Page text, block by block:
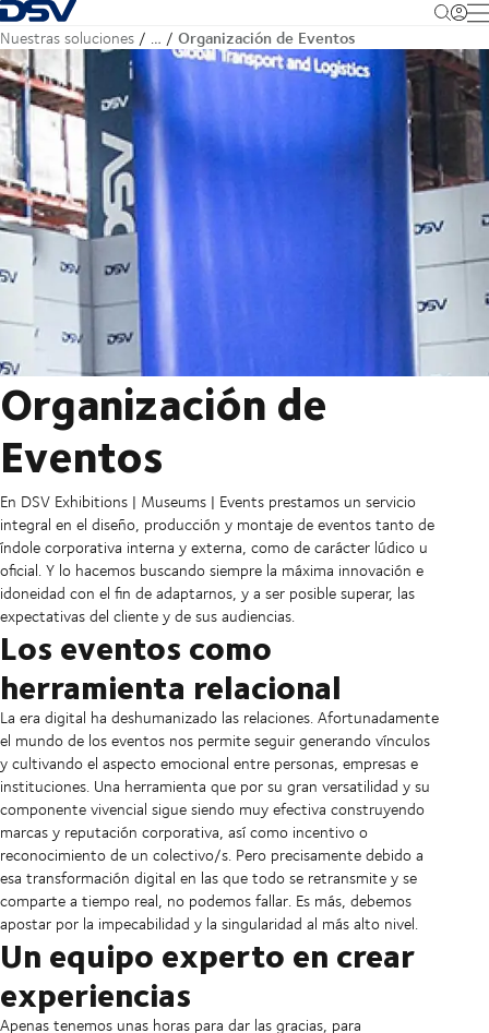
Volver a la página de inicio
Nuestras soluciones … Organización de Eventos
Organización de
Eventos
En DSV Exhibitions | Museums | Events prestamos un servicio
integral en el diseño, producción y montaje de eventos tanto de
índole corporativa interna y externa, como de carácter lúdico u
oficial. Y lo hacemos buscando siempre la máxima innovación e
idoneidad con el fin de adaptarnos, y a ser posible superar, las
expectativas del cliente y de sus audiencias.
Los eventos como
herramienta relacional
La era digital ha deshumanizado las relaciones. Afortunadamente
el mundo de los eventos nos permite seguir generando vínculos
y cultivando el aspecto emocional entre personas, empresas e
instituciones. Una herramienta que por su gran versatilidad y su
componente vivencial sigue siendo muy efectiva construyendo
marcas y reputación corporativa, así como incentivo o
reconocimiento de un colectivo/s. Pero precisamente debido a
esa transformación digital en las que todo se retransmite y se
comparte a tiempo real, no podemos fallar. Es más, debemos
apostar por la impecabilidad y la singularidad al más alto nivel.
Un equipo experto en crear
experiencias
Apenas tenemos unas horas para dar las gracias, para